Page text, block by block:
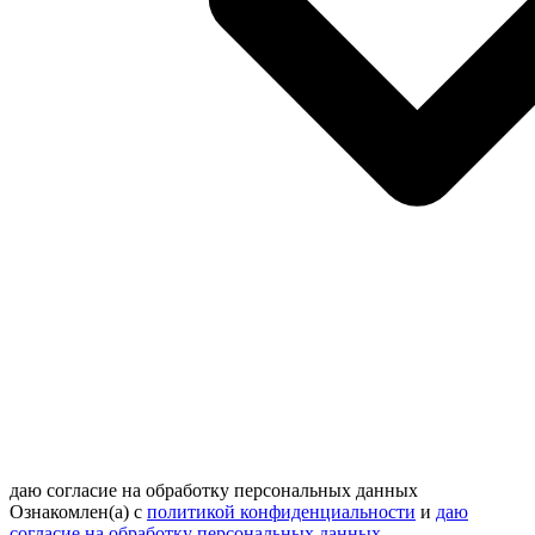
даю согласие на обработку персональных данных
Ознакомлен(а) с политикой конфиденциальности и даю